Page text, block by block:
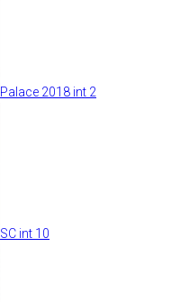
Palace 2018 int 2
SC int 10